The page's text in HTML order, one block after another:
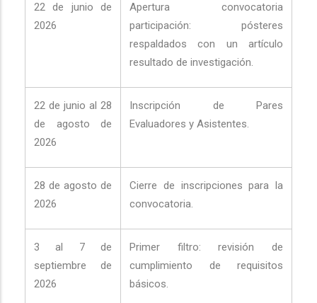
22 de junio de
2026
Apertura convocatoria
participación: pósteres
respaldados con un artículo
resultado de investigación.
22 de junio al 28
de agosto de
2026
Inscripción de Pares
Evaluadores y Asistentes.
28 de agosto de
2026
Cierre de inscripciones para la
convocatoria.
3 al 7 de
septiembre de
2026
Primer filtro: revisión de
cumplimiento de requisitos
básicos.